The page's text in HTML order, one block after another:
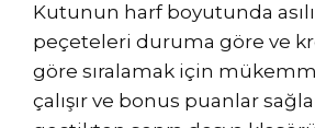
Kutunun harf boyutunda asılı
peçeteleri duruma göre ve
göre sıralamak için
çalışır ve bonus puanlar